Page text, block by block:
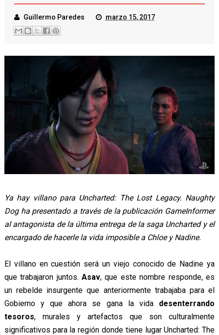
Guillermo Paredes marzo 15, 2017
Ya hay villano para Uncharted: The Lost Legacy. Naughty
Dog ha presentado a través de la publicación GameInformer
al antagonista de la última entrega de la saga Uncharted y el
encargado de hacerle la vida imposible a Chloe y Nadine.
El villano en cuestión será un viejo conocido de Nadine ya
que trabajaron juntos.Asav, que este nombre responde, es
un rebelde insurgente que anteriormente trabajaba para el
Gobierno y que ahora se gana la vida desenterrando
tesoros, murales y artefactos que son culturalmente
significativos para la región donde tiene lugar Uncharted: The